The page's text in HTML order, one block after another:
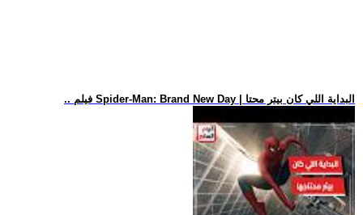
.. فيلم Spider-Man: Brand New Day | البداية اللي كان بيتر محتا